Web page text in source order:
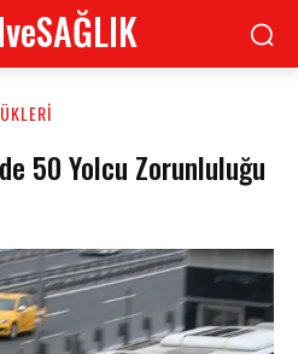
50 Yolcu Zorunluluğu